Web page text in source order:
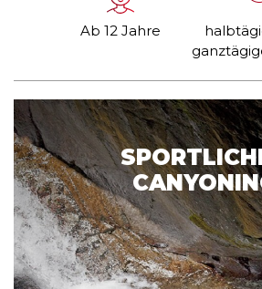
Ab 12 Jahre